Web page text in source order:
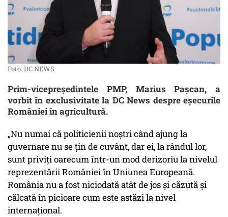
Foto: DC NEWS
Prim-vicepreședintele PMP, Marius Pașcan, a
vorbit în exclusivitate la DC News despre eșecurile
României în agricultură.
„Nu numai că politicienii noștri când ajung la
guvernare nu se țin de cuvânt, dar ei, la rândul lor,
sunt priviți oarecum într-un mod derizoriu la nivelul
reprezentării României în Uniunea Europeană.
România nu a fost niciodată atât de jos și căzută și
călcată în picioare cum este astăzi la nivel
internațional.